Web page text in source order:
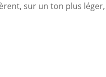
sur un ton plus